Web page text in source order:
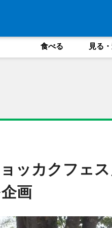
食べる 見る
ッカクフェ
画